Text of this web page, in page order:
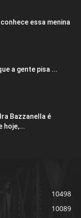
essa menina
a gente pisa ...
Bazzanella é
hoje,...
10498
10089